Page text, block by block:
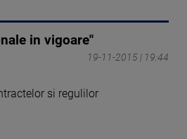
in vigoare"
19-11-2015 | 19:44
si regulilor